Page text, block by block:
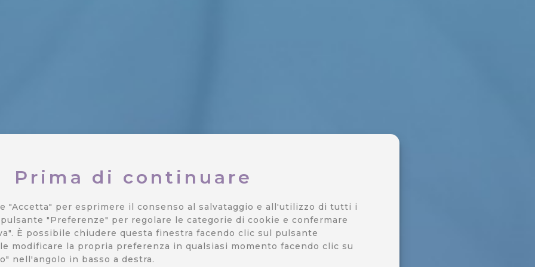
Prima di continuare
"Accetta" per esprimere il consenso al salvataggio e all'utilizzo di tutti i
"Preferenze" per regolare le categorie di cookie e confermare
È possibile chiudere questa finestra facendo clic sul pulsante
modificare la propria preferenza in qualsiasi momento facendo clic su
nell'angolo in basso a destra.
Helping